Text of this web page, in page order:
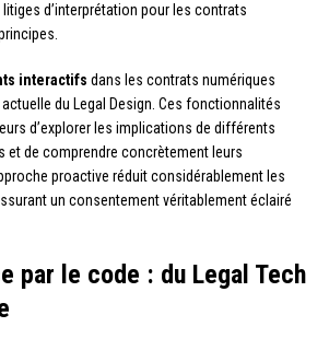
d’interprétation pour les contrats
interactifs dans les contrats numériques
du Legal Design. Ces fonctionnalités
d’explorer les implications de différents
et de comprendre concrètement leurs
proactive réduit considérablement les
un consentement véritablement éclairé
par le code : du Legal Tech